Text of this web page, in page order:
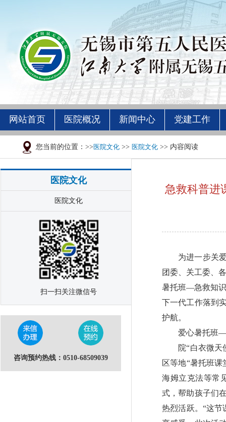
网站首页 医院概况 新闻中心 党建工作
您当前的位置：>>医院文化 >> 医院文化 >> 内容阅读
医院文化
医院文化
扫一扫关注微信号
咨询预约热线：0510-68509039
急救科普进
为进一步关爱
团委、关工委、
暑托班—急救知
下一代工作落到
护航。
爱心暑托班
院“白衣微天使
区等地“暑托班
海姆立克法等常
式，帮助孩子们
热烈活跃。“这